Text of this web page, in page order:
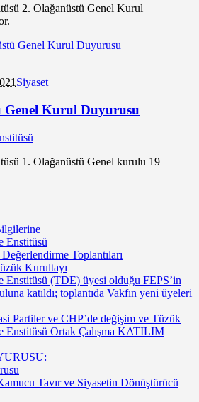
2. Olağanüstü Genel Kurul
Siyaset
Genel Kurul Duyurusu
1. Olağanüstü Genel kurulu 19
Enstitüsü
Toplantıları
Kurultayı
Enstitüsü (TDE) üyesi olduğu FEPS’in
katıldı; toplantıda Vakfın yeni üyeleri
Partiler ve CHP’de değişim ve Tüzük
Enstitüsü Ortak Çalışma KATILIM
Tavır ve Siyasetin Dönüştürücü